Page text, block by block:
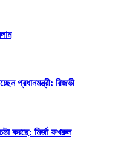
প্রধানমন্ত্রী: রিজভী
করছে: মির্জা ফখরুল